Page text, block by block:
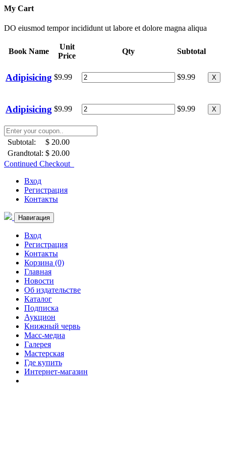
My Cart
DO eiusmod tempor incididunt ut labore et dolore magna aliqua
Book Name
Unit
Price
Qty Subtotal
Adipisicing $9.99 $9.99 X
Adipisicing $9.99 $9.99 X
Subtotal:
$ 20.00
Grandtotal: $ 20.00
Continued Checkout
Вход
Регистрация
Контакты
Навигация
Вход
Регистрация
Контакты
Корзина (0)
Главная
Новости
Об издательстве
Каталог
Подписка
Аукцион
Книжный червь
Масс-медиа
Галерея
Мастерская
Где купить
Интернет-магазин